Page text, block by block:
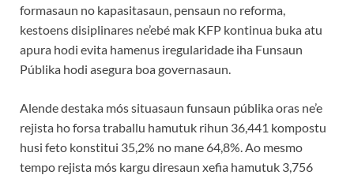
formasaun no kapasitasaun, pensaun no reforma,
kestoens disiplinares ne’ebé mak KFP kontinua buka atu
apura hodi evita hamenus iregularidade iha Funsaun
Públika hodi asegura boa governasaun.
Alende destaka mós situasaun funsaun públika oras ne’e
rejista ho forsa traballu hamutuk rihun 36,441 kompostu
husi feto konstitui 35,2% no mane 64,8%. Ao mesmo
tempo rejista mós kargu diresaun xefia hamutuk 3,756